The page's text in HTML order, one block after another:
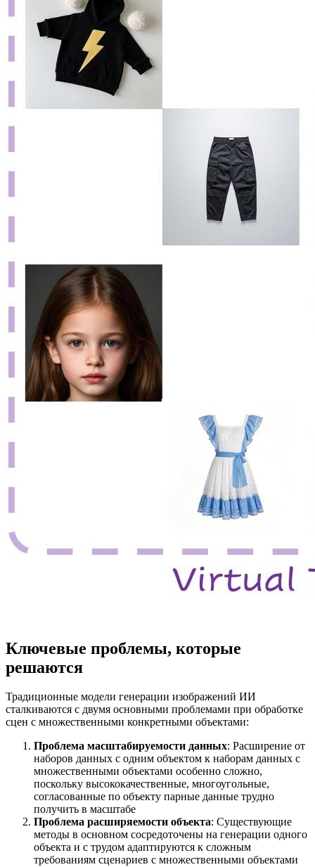
Ключевые проблемы, которые
решаются
Традиционные модели генерации изображений ИИ
сталкиваются с двумя основными проблемами при обработке
сцен с множественными конкретными объектами:
Проблема масштабируемости данных: Расширение от
наборов данных с одним объектом к наборам данных с
множественными объектами особенно сложно,
поскольку высококачественные, многоугольные,
согласованные по объекту парные данные трудно
получить в масштабе
Проблема расширяемости объекта: Существующие
методы в основном сосредоточены на генерации одного
объекта и с трудом адаптируются к сложным
требованиям сценариев с множественными объектами